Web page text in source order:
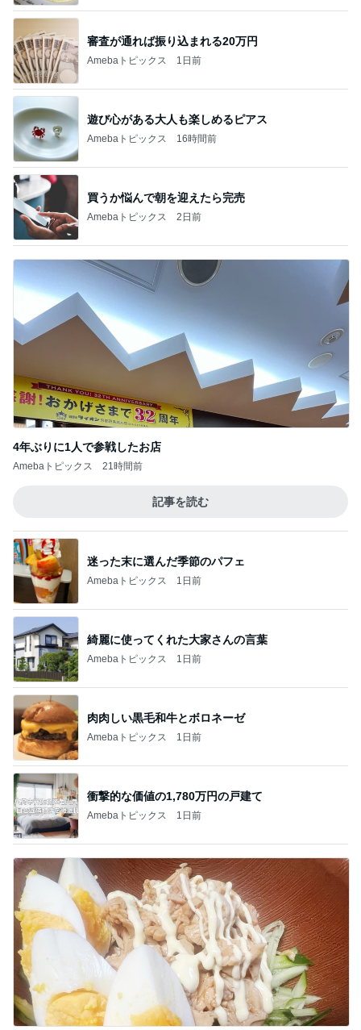
審査が通れば振り込まれる20万円
Amebaトピックス 1日前
遊び心がある大人も楽しめるピアス
Amebaトピックス 16時間前
買うか悩んで朝を迎えたら完売
Amebaトピックス 2日前
4年ぶりに1人で参戦したお店
Amebaトピックス 21時間前
記事を読む
迷った末に選んだ季節のパフェ
Amebaトピックス 1日前
綺麗に使ってくれた大家さんの言葉
Amebaトピックス 1日前
肉肉しい黒毛和牛とボロネーゼ
Amebaトピックス 1日前
衝撃的な価値の1,780万円の戸建て
Amebaトピックス 1日前